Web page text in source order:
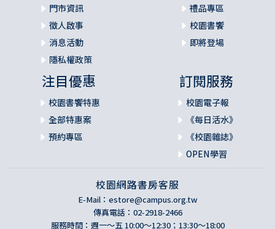
門市資訊
徵人啟事
消息活動
隱私權政策
禮品專區
校園書饗
即將登場
注目優惠
校園書饗特惠
全部特惠案
預約專區
訂閱服務
校園電子報
《每日活水》
《校園雜誌》
OPEN學習
校園網路書房客服
E-Mail： estore@campus.org.tw
傳真電話：02-2918-2466
服務時間：週一～五 10:00～12:30；13:30～18:00